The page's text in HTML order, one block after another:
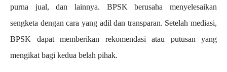
purna jual, dan lainnya. BPSK berusaha menyelesaikan
sengketa dengan cara yang adil dan transparan. Setelah mediasi,
BPSK dapat memberikan rekomendasi atau putusan yang
mengikat bagi kedua belah pihak.